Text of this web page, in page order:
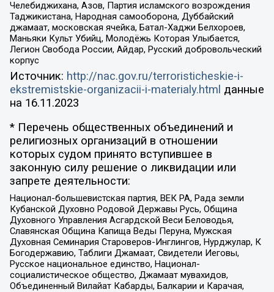
Челебиджихана, Азов, Партия исламского возрождения
Таджикистана, Народная самооборона, Дуббайский
джамаат, московская ячейка, Батал-Хаджи Белхороев,
Маньяки Культ Убийц, Молодёжь Которая Улыбается,
Легион Свобода России, Айдар, Русский добровольческий
корпус
Источник: http://nac.gov.ru/terroristicheskie-i-
ekstremistskie-organizacii-i-materialy.html данные
на 16.11.2023
* Перечень общественных объединений и
религиозных организаций в отношении
которых судом принято вступившее в
законную силу решение о ликвидации или
запрете деятельности:
Национал-большевистская партия, ВЕК РА, Рада земли
Кубанской Духовно Родовой Державы Русь, Община
Духовного Управления Асгардской Веси Беловодья,
Славянская Община Капища Веды Перуна, Мужская
Духовная Семинария Староверов-Инглингов, Нурджулар, К
Богодержавию, Таблиги Джамаат, Свидетели Иеговы,
Русское национальное единство, Национал-
социалистическое общество, Джамаат мувахидов,
Объединенный Вилайат Кабарды, Балкарии и Карачая,